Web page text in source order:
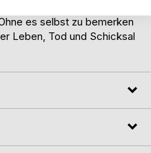
es selbst zu bemerken
Leben, Tod und Schicksal